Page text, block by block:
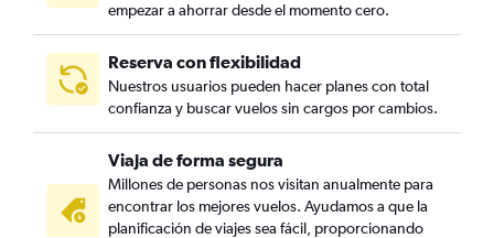
empezar a ahorrar desde el momento cero.
Reserva con flexibilidad
Nuestros usuarios pueden hacer planes con total
confianza y buscar vuelos sin cargos por cambios.
Viaja de forma segura
Millones de personas nos visitan anualmente para
encontrar los mejores vuelos. Ayudamos a que la
planificación de viajes sea fácil, proporcionando